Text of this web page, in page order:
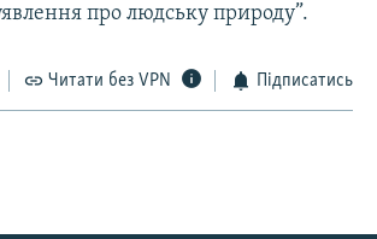
про людську природу”.
Читати без VPN Підписатись